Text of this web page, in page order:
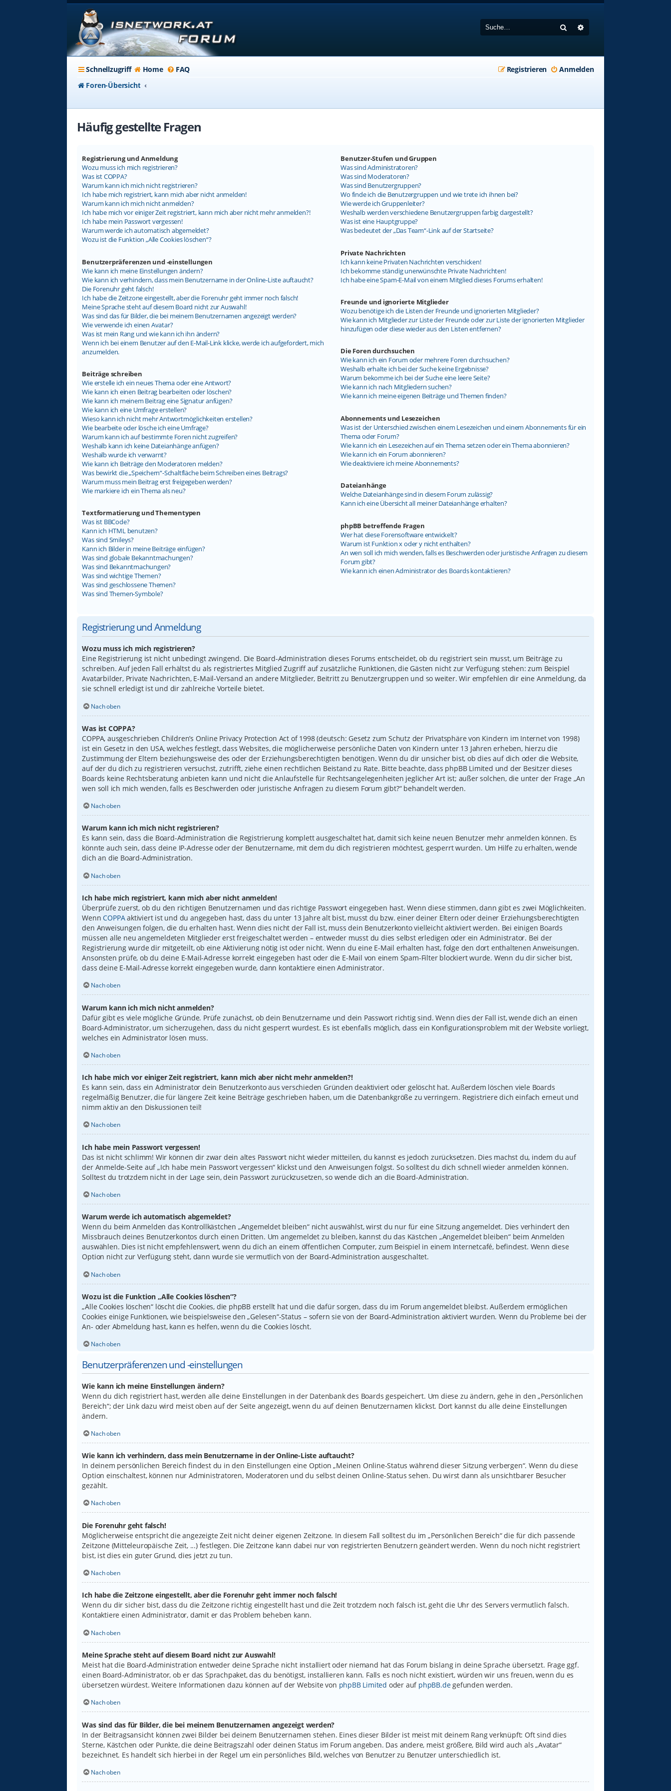
Suche
Schnellzugriff Home FAQ Anmelden
Registrieren
Foren-Übersicht
Häufig gestellte Fragen
Registrierung und Anmeldung
Wozu muss ich mich registrieren?
Was ist COPPA?
Warum kann ich mich nicht registrieren?
Ich habe mich registriert, kann mich aber nicht anmelden!
Warum kann ich mich nicht anmelden?
Ich habe mich vor einiger Zeit registriert, kann mich aber nicht mehr anmelden?!
Ich habe mein Passwort vergessen!
Warum werde ich automatisch abgemeldet?
Wozu ist die Funktion „Alle Cookies löschen“?
Benutzerpräferenzen und -einstellungen
Wie kann ich meine Einstellungen ändern?
Wie kann ich verhindern, dass mein Benutzername in der Online-Liste auftaucht?
Die Forenuhr geht falsch!
Ich habe die Zeitzone eingestellt, aber die Forenuhr geht immer noch falsch!
Meine Sprache steht auf diesem Board nicht zur Auswahl!
Was sind das für Bilder, die bei meinem Benutzernamen angezeigt werden?
Wie verwende ich einen Avatar?
Was ist mein Rang und wie kann ich ihn ändern?
Wenn ich bei einem Benutzer auf den E-Mail-Link klicke, werde ich aufgefordert, mich
anzumelden.
Beiträge schreiben
Wie erstelle ich ein neues Thema oder eine Antwort?
Wie kann ich einen Beitrag bearbeiten oder löschen?
Wie kann ich meinem Beitrag eine Signatur anfügen?
Wie kann ich eine Umfrage erstellen?
Wieso kann ich nicht mehr Antwortmöglichkeiten erstellen?
Wie bearbeite oder lösche ich eine Umfrage?
Warum kann ich auf bestimmte Foren nicht zugreifen?
Weshalb kann ich keine Dateianhänge anfügen?
Weshalb wurde ich verwarnt?
Wie kann ich Beiträge den Moderatoren melden?
Was bewirkt die „Speichern“-Schaltfläche beim Schreiben eines Beitrags?
Warum muss mein Beitrag erst freigegeben werden?
Wie markiere ich ein Thema als neu?
Textformatierung und Thementypen
Was ist BBCode?
Kann ich HTML benutzen?
Was sind Smileys?
Kann ich Bilder in meine Beiträge einfügen?
Was sind globale Bekanntmachungen?
Was sind Bekanntmachungen?
Was sind wichtige Themen?
Was sind geschlossene Themen?
Was sind Themen-Symbole?
Benutzer-Stufen und Gruppen
Was sind Administratoren?
Was sind Moderatoren?
Was sind Benutzergruppen?
Wo finde ich die Benutzergruppen und wie trete ich ihnen bei?
Wie werde ich Gruppenleiter?
Weshalb werden verschiedene Benutzergruppen farbig dargestellt?
Was ist eine Hauptgruppe?
Was bedeutet der „Das Team“-Link auf der Startseite?
Private Nachrichten
Ich kann keine Privaten Nachrichten verschicken!
Ich bekomme ständig unerwünschte Private Nachrichten!
Ich habe eine Spam-E-Mail von einem Mitglied dieses Forums erhalten!
Freunde und ignorierte Mitglieder
Wozu benötige ich die Listen der Freunde und ignorierten Mitglieder?
Wie kann ich Mitglieder zur Liste der Freunde oder zur Liste der ignorierten Mitglieder
hinzufügen oder diese wieder aus den Listen entfernen?
Die Foren durchsuchen
Wie kann ich ein Forum oder mehrere Foren durchsuchen?
Weshalb erhalte ich bei der Suche keine Ergebnisse?
Warum bekomme ich bei der Suche eine leere Seite?
Wie kann ich nach Mitgliedern suchen?
Wie kann ich meine eigenen Beiträge und Themen finden?
Abonnements und Lesezeichen
Was ist der Unterschied zwischen einem Lesezeichen und einem Abonnements für ein
Thema oder Forum?
Wie kann ich ein Lesezeichen auf ein Thema setzen oder ein Thema abonnieren?
Wie kann ich ein Forum abonnieren?
Wie deaktiviere ich meine Abonnements?
Dateianhänge
Welche Dateianhänge sind in diesem Forum zulässig?
Kann ich eine Übersicht all meiner Dateianhänge erhalten?
phpBB betreffende Fragen
Wer hat diese Forensoftware entwickelt?
Warum ist Funktion x oder y nicht enthalten?
An wen soll ich mich wenden, falls es Beschwerden oder juristische Anfragen zu diesem
Forum gibt?
Wie kann ich einen Administrator des Boards kontaktieren?
Registrierung und Anmeldung
Wozu muss ich mich registrieren?
Eine Registrierung ist nicht unbedingt zwingend. Die Board-Administration dieses Forums entscheidet, ob du registriert sein musst, um Beiträge zu
schreiben. Auf jeden Fall erhältst du als registriertes Mitglied Zugriff auf zusätzliche Funktionen, die Gästen nicht zur Verfügung stehen: zum Beispiel
Avatarbilder, Private Nachrichten, E-Mail-Versand an andere Mitglieder, Beitritt zu Benutzergruppen und so weiter. Wir empfehlen dir eine Anmeldung, da
sie schnell erledigt ist und dir zahlreiche Vorteile bietet.
Nach oben
Was ist COPPA?
COPPA, ausgeschrieben Children’s Online Privacy Protection Act of 1998 (deutsch: Gesetz zum Schutz der Privatsphäre von Kindern im Internet von 1998)
ist ein Gesetz in den USA, welches festlegt, dass Websites, die möglicherweise persönliche Daten von Kindern unter 13 Jahren erheben, hierzu die
Zustimmung der Eltern beziehungsweise des oder der Erziehungsberechtigten benötigen. Wenn du dir unsicher bist, ob dies auf dich oder die Website,
auf der du dich zu registrieren versuchst, zutrifft, ziehe einen rechtlichen Beistand zu Rate. Bitte beachte, dass phpBB Limited und der Besitzer dieses
Boards keine Rechtsberatung anbieten kann und nicht die Anlaufstelle für Rechtsangelegenheiten jeglicher Art ist; außer solchen, die unter der Frage „An
wen soll ich mich wenden, falls es Beschwerden oder juristische Anfragen zu diesem Forum gibt?“ behandelt werden.
Nach oben
Warum kann ich mich nicht registrieren?
Es kann sein, dass die Board-Administration die Registrierung komplett ausgeschaltet hat, damit sich keine neuen Benutzer mehr anmelden können. Es
könnte auch sein, dass deine IP-Adresse oder der Benutzername, mit dem du dich registrieren möchtest, gesperrt wurden. Um Hilfe zu erhalten, wende
dich an die Board-Administration.
Nach oben
Ich habe mich registriert, kann mich aber nicht anmelden!
Überprüfe zuerst, ob du den richtigen Benutzernamen und das richtige Passwort eingegeben hast. Wenn diese stimmen, dann gibt es zwei Möglichkeiten.
WennCOPPAaktiviert ist und du angegeben hast, dass du unter 13 Jahre alt bist, musst du bzw. einer deiner Eltern oder deiner Erziehungsberechtigten
den Anweisungen folgen, die du erhalten hast. Wenn dies nicht der Fall ist, muss dein Benutzerkonto vielleicht aktiviert werden. Bei einigen Boards
müssen alle neu angemeldeten Mitglieder erst freigeschaltet werden – entweder musst du dies selbst erledigen oder ein Administrator. Bei der
Registrierung wurde dir mitgeteilt, ob eine Aktivierung nötig ist oder nicht. Wenn du eine E-Mail erhalten hast, folge den dort enthaltenen Anweisungen.
Ansonsten prüfe, ob du deine E-Mail-Adresse korrekt eingegeben hast oder die E-Mail von einem Spam-Filter blockiert wurde. Wenn du dir sicher bist,
dass deine E-Mail-Adresse korrekt eingegeben wurde, dann kontaktiere einen Administrator.
Nach oben
Warum kann ich mich nicht anmelden?
Dafür gibt es viele mögliche Gründe. Prüfe zunächst, ob dein Benutzername und dein Passwort richtig sind. Wenn dies der Fall ist, wende dich an einen
Board-Administrator, um sicherzugehen, dass du nicht gesperrt wurdest. Es ist ebenfalls möglich, dass ein Konfigurationsproblem mit der Website vorliegt,
welches ein Administrator lösen muss.
Nach oben
Ich habe mich vor einiger Zeit registriert, kann mich aber nicht mehr anmelden?!
Es kann sein, dass ein Administrator dein Benutzerkonto aus verschieden Gründen deaktiviert oder gelöscht hat. Außerdem löschen viele Boards
regelmäßig Benutzer, die für längere Zeit keine Beiträge geschrieben haben, um die Datenbankgröße zu verringern. Registriere dich einfach erneut und
nimm aktiv an den Diskussionen teil!
Nach oben
Ich habe mein Passwort vergessen!
Das ist nicht schlimm! Wir können dir zwar dein altes Passwort nicht wieder mitteilen, du kannst es jedoch zurücksetzen. Dies machst du, indem du auf
der Anmelde-Seite auf „Ich habe mein Passwort vergessen“ klickst und den Anweisungen folgst. So solltest du dich schnell wieder anmelden können.
Solltest du trotzdem nicht in der Lage sein, dein Passwort zurückzusetzen, so wende dich an die Board-Administration.
Nach oben
Warum werde ich automatisch abgemeldet?
Wenn du beim Anmelden das Kontrollkästchen „Angemeldet bleiben“ nicht auswählst, wirst du nur für eine Sitzung angemeldet. Dies verhindert den
Missbrauch deines Benutzerkontos durch einen Dritten. Um angemeldet zu bleiben, kannst du das Kästchen „Angemeldet bleiben“ beim Anmelden
auswählen. Dies ist nicht empfehlenswert, wenn du dich an einem öffentlichen Computer, zum Beispiel in einem Internetcafé, befindest. Wenn diese
Option nicht zur Verfügung steht, dann wurde sie vermutlich von der Board-Administration ausgeschaltet.
Nach oben
Wozu ist die Funktion „Alle Cookies löschen“?
„Alle Cookies löschen“ löscht die Cookies, die phpBB erstellt hat und die dafür sorgen, dass du im Forum angemeldet bleibst. Außerdem ermöglichen
Cookies einige Funktionen, wie beispielsweise den „Gelesen“-Status – sofern sie von der Board-Administration aktiviert wurden. Wenn du Probleme bei der
An- oder Abmeldung hast, kann es helfen, wenn du die Cookies löscht.
Nach oben
Benutzerpräferenzen und -einstellungen
Wie kann ich meine Einstellungen ändern?
Wenn du dich registriert hast, werden alle deine Einstellungen in der Datenbank des Boards gespeichert. Um diese zu ändern, gehe in den „Persönlichen
Bereich“; der Link dazu wird meist oben auf der Seite angezeigt, wenn du auf deinen Benutzernamen klickst. Dort kannst du alle deine Einstellungen
ändern.
Nach oben
Wie kann ich verhindern, dass mein Benutzername in der Online-Liste auftaucht?
In deinem persönlichen Bereich findest du in den Einstellungen eine Option „Meinen Online-Status während dieser Sitzung verbergen“. Wenn du diese
Option einschaltest, können nur Administratoren, Moderatoren und du selbst deinen Online-Status sehen. Du wirst dann als unsichtbarer Besucher
gezählt.
Nach oben
Die Forenuhr geht falsch!
Möglicherweise entspricht die angezeigte Zeit nicht deiner eigenen Zeitzone. In diesem Fall solltest du im „Persönlichen Bereich“ die für dich passende
Zeitzone (Mitteleuropäische Zeit, ...) festlegen. Die Zeitzone kann dabei nur von registrierten Benutzern geändert werden. Wenn du noch nicht registriert
bist, ist dies ein guter Grund, dies jetzt zu tun.
Nach oben
Ich habe die Zeitzone eingestellt, aber die Forenuhr geht immer noch falsch!
Wenn du dir sicher bist, dass du die Zeitzone richtig eingestellt hast und die Zeit trotzdem noch falsch ist, geht die Uhr des Servers vermutlich falsch.
Kontaktiere einen Administrator, damit er das Problem beheben kann.
Nach oben
Meine Sprache steht auf diesem Board nicht zur Auswahl!
Meist hat die Board-Administration entweder deine Sprache nicht installiert oder niemand hat das Forum bislang in deine Sprache übersetzt. Frage ggf.
einen Board-Administrator, ob er das Sprachpaket, das du benötigst, installieren kann. Falls es noch nicht existiert, würden wir uns freuen, wenn du es
übersetzen würdest. Weitere Informationen dazu können auf der Website von phpBB Limited oder auf phpBB.degefunden werden.
Nach oben
Was sind das für Bilder, die bei meinem Benutzernamen angezeigt werden?
In der Beitragsansicht können zwei Bilder bei deinem Benutzernamen stehen. Eines dieser Bilder ist meist mit deinem Rang verknüpft: Oft sind dies
Sterne, Kästchen oder Punkte, die deine Beitragszahl oder deinen Status im Forum angeben. Das andere, meist größere, Bild wird auch als „Avatar“
bezeichnet. Es handelt sich hierbei in der Regel um ein persönliches Bild, welches von Benutzer zu Benutzer unterschiedlich ist.
Nach oben